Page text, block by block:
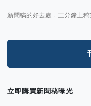
新聞稿的好去處，三分鐘上
立即購買新聞稿曝光